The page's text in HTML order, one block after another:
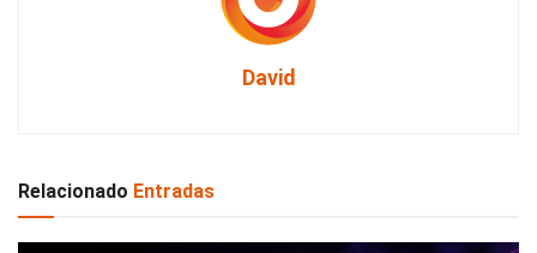
David
Relacionado Entradas